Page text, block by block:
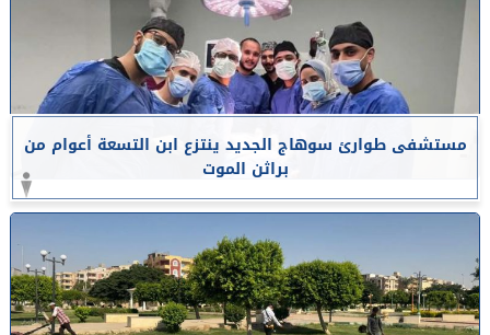
مستشفى طوارئ سوهاج الجديد ينتزع ابن التسعة أعوام من
براثن الموت